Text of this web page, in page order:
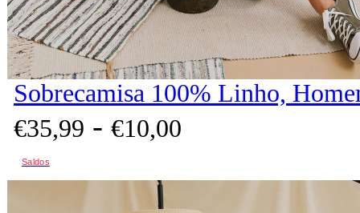
Sobrecamisa 100% Linho,
€35,99 - €10,00
Saldos